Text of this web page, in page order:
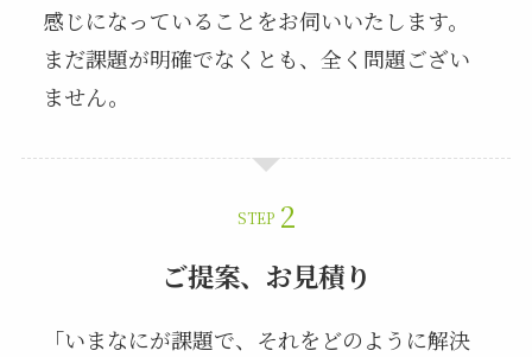
感じになっていることをお伺いいたします。
まだ課題が明確でなくとも、全く問題ござい
ません。
STEP
ご提案、お見積り
「いまなにが課題で、それをどのように解決